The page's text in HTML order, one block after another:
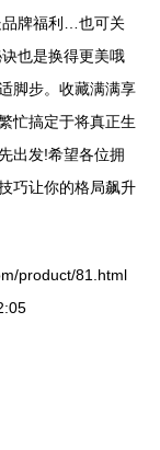
品牌福利…也可关
也是换得更美哦
脚步。收藏满满享
忙搞定于将真正生
出发!希望各位拥
巧让你的格局飙升
product/81.html